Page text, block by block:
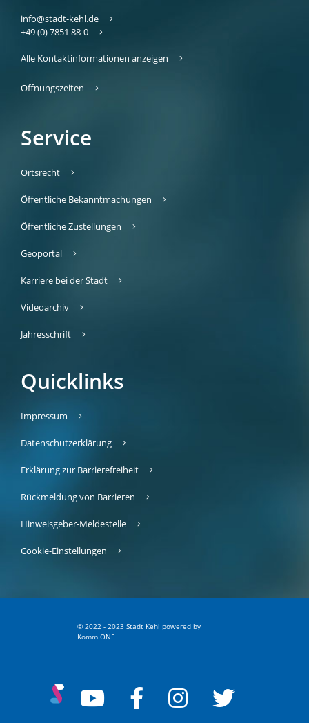
info@stadt-kehl.de
+49 (0) 7851 88-0
Alle Kontaktinformationen anzeigen
Öffnungszeiten
Service
Ortsrecht
Öffentliche Bekanntmachungen
Öffentliche Zustellungen
Geoportal
Karriere bei der Stadt
Videoarchiv
Jahresschrift
Quicklinks
Impressum
Datenschutzerklärung
Erklärung zur Barrierefreiheit
Rückmeldung von Barrieren
Hinweisgeber-Meldestelle
Cookie-Einstellungen
© 2022 - 2023 Stadt Kehl powered by
Komm.ONE